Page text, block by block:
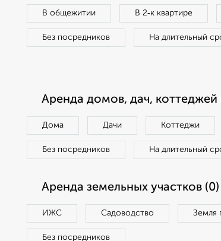
В общежитии В 2‑к квартире
Без посредников На длительный
Аренда домов, дач, коттеджей
Дома Дачи Коттеджи
Без посредников На длительный
Аренда земельных участков (0)
ИЖС Садоводство Земля
Без посредников